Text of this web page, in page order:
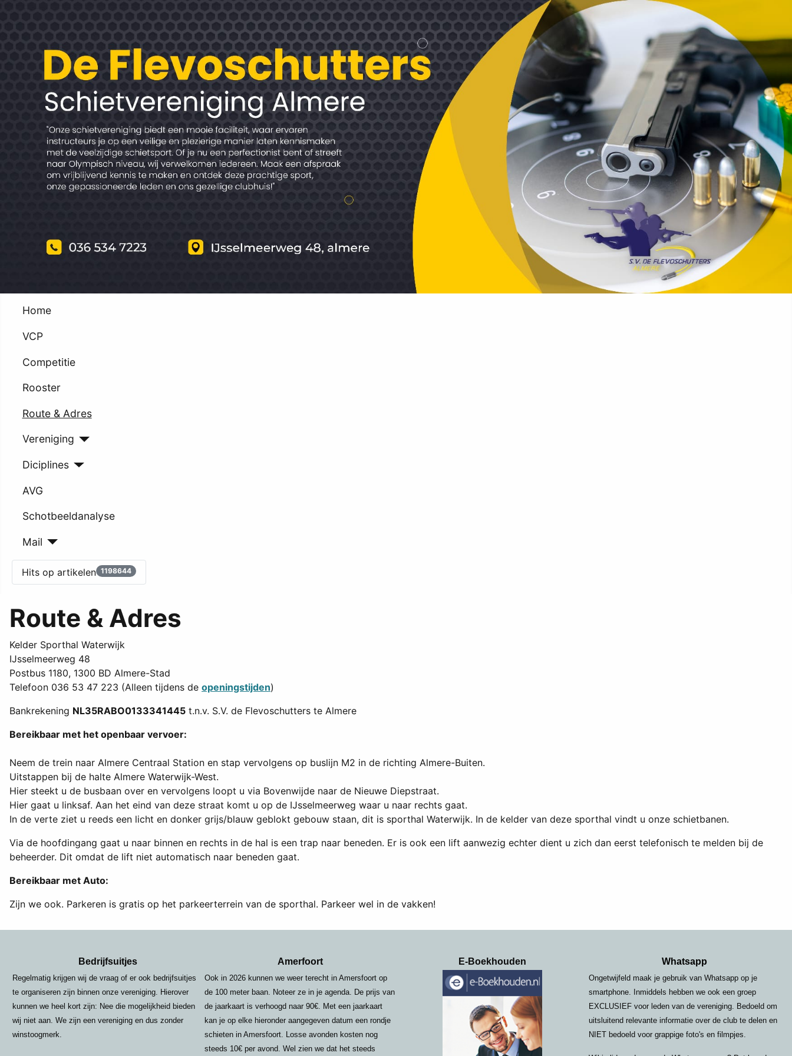
Home
VCP
Competitie
Rooster
Route & Adres
Vereniging
Diciplines
AVG
Schotbeeldanalyse
Mail
Hits op artikelen 1198644
Route & Adres
Kelder Sporthal Waterwijk
IJsselmeerweg 48
Postbus 1180, 1300 BD Almere-Stad
Telefoon 036 53 47 223 (Alleen tijdens de openingstijden)
Bankrekening NL35RABO0133341445 t.n.v. S.V. de Flevoschutters te Almere
Bereikbaar met het openbaar vervoer:
Neem de trein naar Almere Centraal Station en stap vervolgens op buslijn M2 in de richting Almere-Buiten.
Uitstappen bij de halte Almere Waterwijk-West.
Hier steekt u de busbaan over en vervolgens loopt u via Bovenwijde naar de Nieuwe Diepstraat.
Hier gaat u linksaf. Aan het eind van deze straat komt u op de IJsselmeerweg waar u naar rechts gaat.
In de verte ziet u reeds een licht en donker grijs/blauw geblokt gebouw staan, dit is sporthal Waterwijk. In de kelder van deze sporthal vindt u onze schietbanen.
Via de hoofdingang gaat u naar binnen en rechts in de hal is een trap naar beneden. Er is ook een lift aanwezig echter dient u zich dan eerst telefonisch te melden bij de
beheerder. Dit omdat de lift niet automatisch naar beneden gaat.
Bereikbaar met Auto:
Zijn we ook. Parkeren is gratis op het parkeerterrein van de sporthal. Parkeer wel in de vakken!
Bedrijfsuitjes Amerfoort E-Boekhouden Whatsapp
Regelmatig krijgen wij de vraag of er ook bedrijfsuitjes
te organiseren zijn binnen onze vereniging. Hierover
kunnen we heel kort zijn: Nee die mogelijkheid bieden
wij niet aan. We zijn een vereniging en dus zonder
winstoogmerk.
Ook in 2026 kunnen we weer terecht in Amersfoort op
de 100 meter baan. Noteer ze in je agenda. De prijs van
de jaarkaart is verhoogd naar 90€. Met een jaarkaart
kan je op elke hieronder aangegeven datum een rondje
schieten in Amersfoort. Losse avonden kosten nog
steeds 10€ per avond. Wel zien we dat het steeds
Ongetwijfeld maak je gebruik van Whatsapp op je
smartphone. Inmiddels hebben we ook een groep
EXCLUSIEF voor leden van de vereniging. Bedoeld om
uitsluitend relevante informatie over de club te delen en
NIET bedoeld voor grappige foto's en filmpjes.